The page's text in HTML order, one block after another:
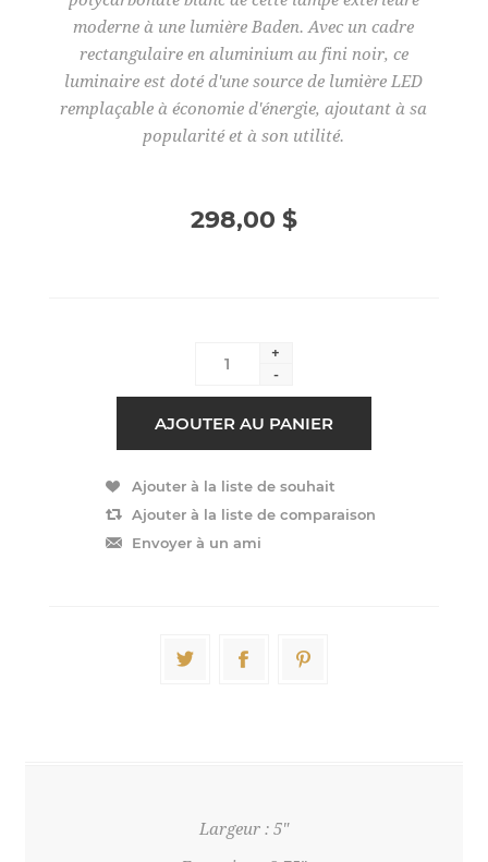
moderne à une lumière Baden. Avec un cadre
rectangulaire en aluminium au fini noir, ce
luminaire est doté d'une source de lumière LED
remplaçable à économie d'énergie, ajoutant à sa
popularité et à son utilité.
298,00 $
+
-
Largeur : 5"